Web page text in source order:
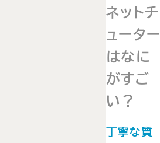
ネットチ
ュータ
はなに
がすご
い？
丁寧な質